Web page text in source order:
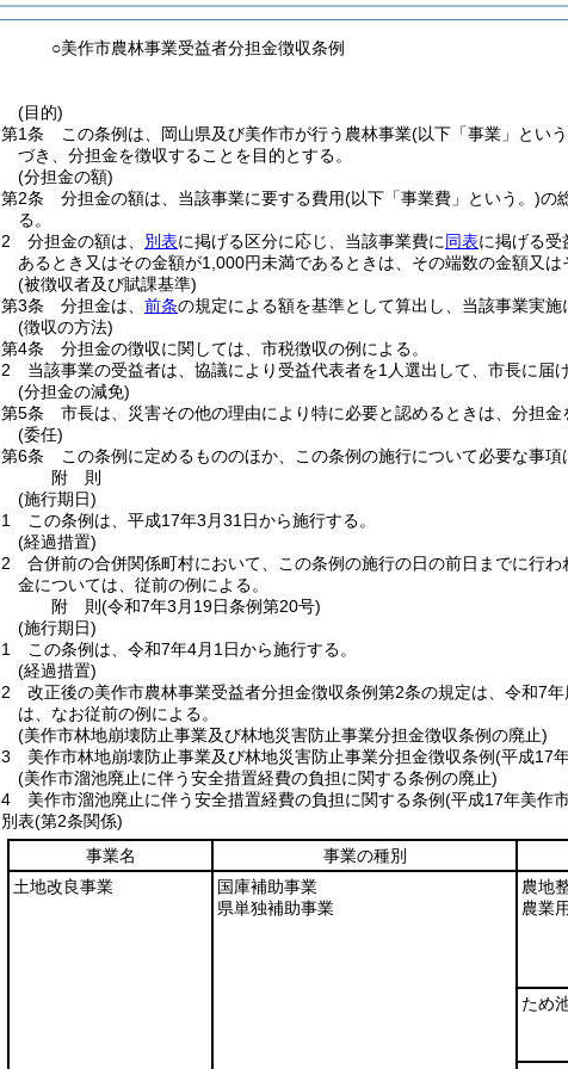
○美作市農林事業受益者分担金徴収条例
(目的)
第1条
この条例は、岡山県及び美作市が行う農林事業(以下「事業」とい
づき、分担金を徴収することを目的とする。
(分担金の額)
第2条
分担金の額は、当該事業に要する費用(以下「事業費」という。)の
る。
2
分担金の額は、 別表に掲げる区分に応じ、当該事業費に同表に掲げる受
あるとき又はその金額が1,000円未満であるときは、その端数の金額又は
(被徴収者及び賦課基準)
第3条
分担金は、 前条の規定による額を基準として算出し、当該事業実
(徴収の方法)
第4条
分担金の徴収に関しては、市税徴収の例による。
2
当該事業の受益者は、協議により受益代表者を1人選出して、市長に届
(分担金の減免)
第5条
市長は、災害その他の理由により特に必要と認めるときは、分担金
(委任)
第6条
この条例に定めるもののほか、この条例の施行について必要な事項
附 則
(施行期日)
1
この条例は、平成17年3月31日から施行する。
(経過措置)
2
合併前の合併関係町村において、この条例の施行の日の前日までに行
金については、従前の例による。
附 則(令和7年3月19日条例第20号)
(施行期日)
1
この条例は、令和7年4月1日から施行する。
(経過措置)
2
改正後の美作市農林事業受益者分担金徴収条例第2条の規定は、令和7
は、なお従前の例による。
(美作市林地崩壊防止事業及び林地災害防止事業分担金徴収条例の廃止)
3
美作市林地崩壊防止事業及び林地災害防止事業分担金徴収条例(平成17
(美作市溜池廃止に伴う安全措置経費の負担に関する条例の廃止)
4
美作市溜池廃止に伴う安全措置経費の負担に関する条例(平成17年美作
別表(第2条関係)
事業名
事業の種別
土地改良事業
国庫補助事業
県単独補助事業
農地
農業
ため